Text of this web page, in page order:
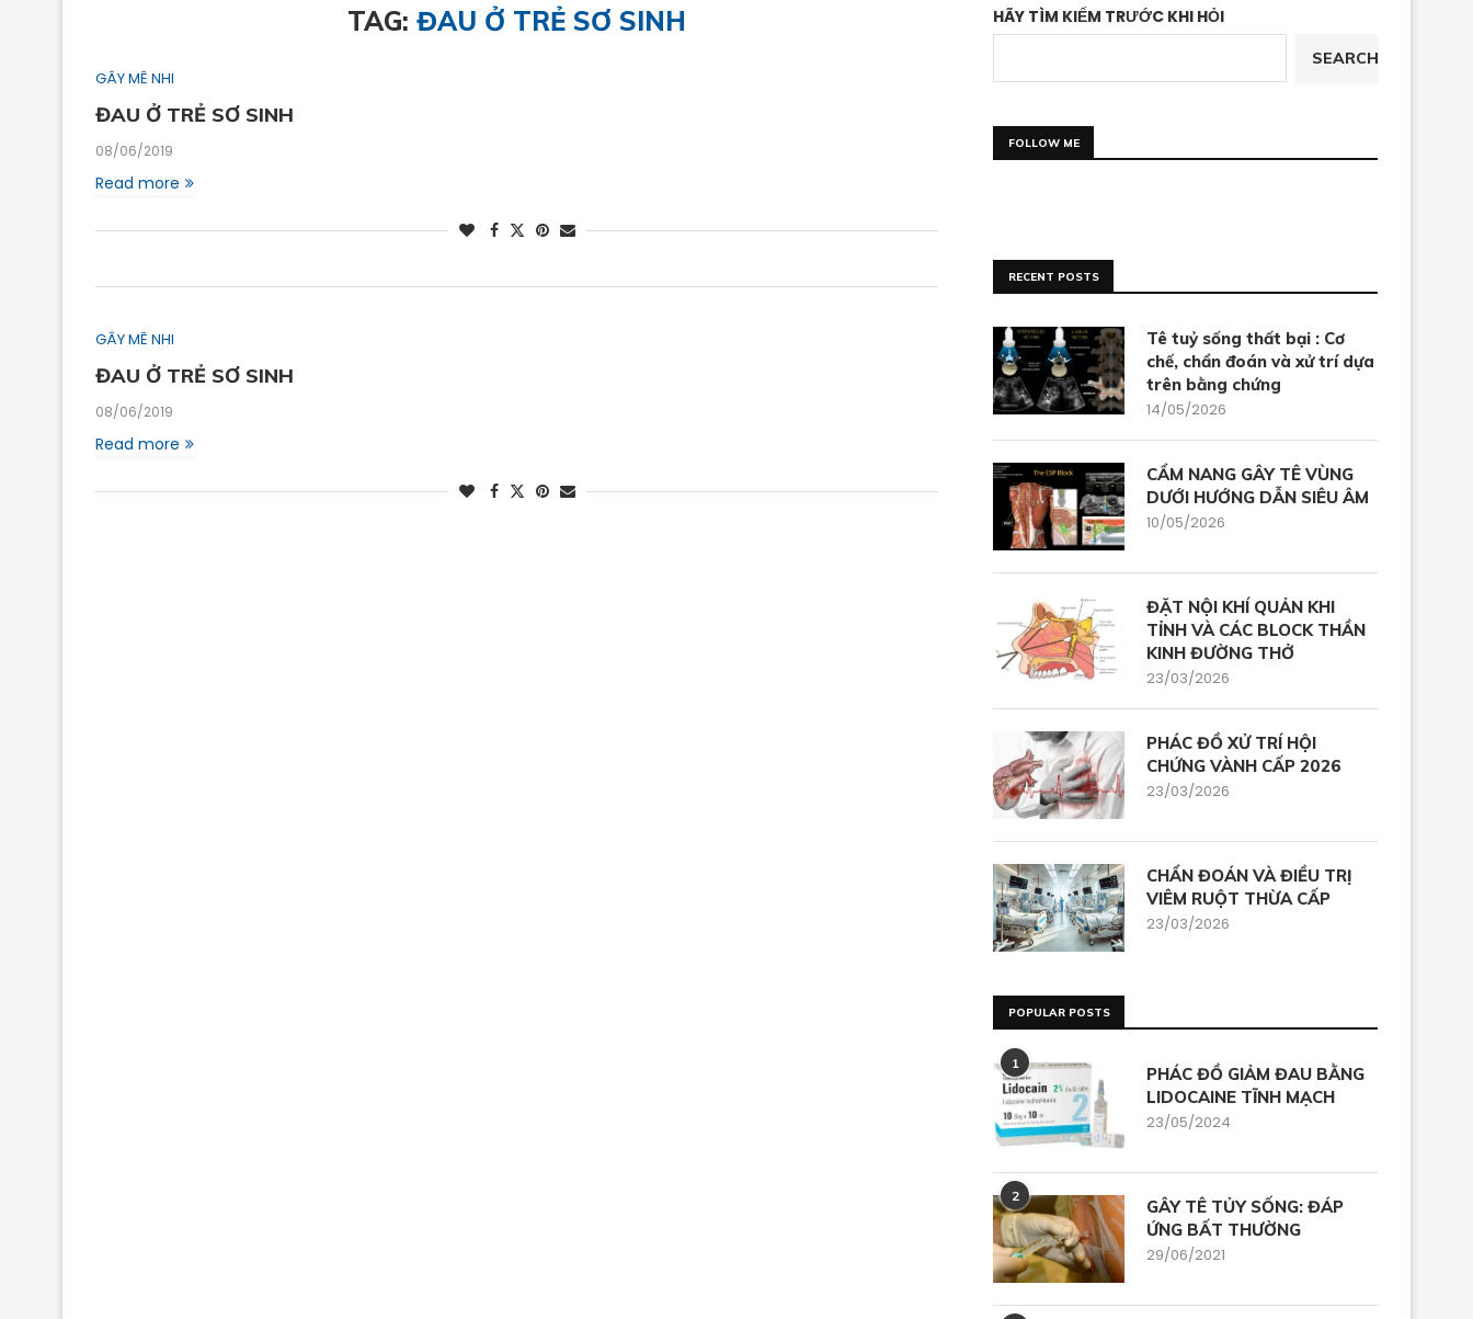
TAG: ĐAU Ở TRẺ SƠ SINH
GÂY MÊ NHI
ĐAU Ở TRẺ SƠ SINH
08/06/2019
Read more
GÂY MÊ NHI
ĐAU Ở TRẺ SƠ SINH
08/06/2019
Read more
HÃY TÌM KIẾM TRƯỚC KHI HỎI
SEARCH
FOLLOW ME
RECENT POSTS
Tê tuỷ sống thất bại : Cơ
chế, chẩn đoán và xử trí dựa
trên bằng chứng
14/05/2026
CẨM NANG GÂY TÊ VÙNG
DƯỚI HƯỚNG DẪN SIÊU ÂM
10/05/2026
ĐẶT NỘI KHÍ QUẢN KHI
TỈNH VÀ CÁC BLOCK THẦN
KINH ĐƯỜNG THỞ
23/03/2026
PHÁC ĐỒ XỬ TRÍ HỘI
CHỨNG VÀNH CẤP 2026
23/03/2026
CHẨN ĐOÁN VÀ ĐIỀU TRỊ
VIÊM RUỘT THỪA CẤP
23/03/2026
POPULAR POSTS
1
PHÁC ĐỒ GIẢM ĐAU BẰNG
LIDOCAINE TĨNH MẠCH
23/05/2024
2
GÂY TÊ TỦY SỐNG: ĐÁP
ỨNG BẤT THƯỜNG
29/06/2021